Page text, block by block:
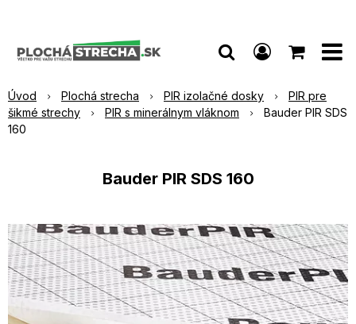
Úvod Plochá strecha PIR izolačné dosky
PIR pre
šikmé strechy
PIR s minerálnym vláknom
Bauder PIR SDS
160
Bauder PIR SDS 160